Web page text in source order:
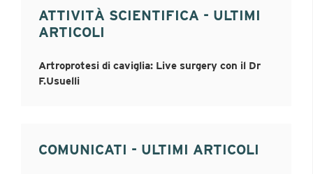
ATTIVITÀ SCIENTIFICA - ULTIMI
ARTICOLI
Artroprotesi di caviglia: Live surgery con il Dr
F.Usuelli
COMUNICATI - ULTIMI ARTICOLI